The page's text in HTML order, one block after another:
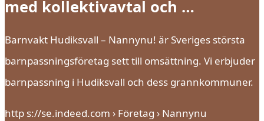
med kollektivavtal och …
Barnvakt Hudiksvall – Nannynu! är Sveriges största
barnpassningsföretag sett till omsättning. Vi erbjuder
barnpassning i Hudiksvall och dess grannkommuner.
http s://se.indeed.com › Företag › Nannynu